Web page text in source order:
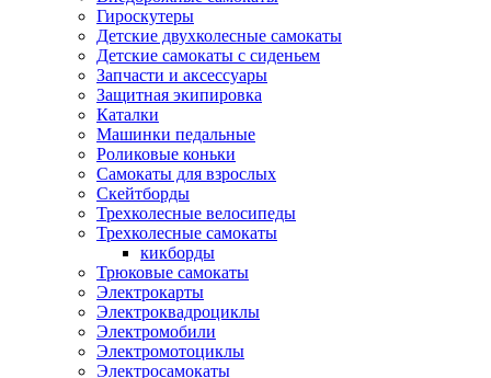
Гироскутеры
Детские двухколесные самокаты
Детские самокаты с сиденьем
Запчасти и аксессуары
Защитная экипировка
Каталки
Машинки педальные
Роликовые коньки
Самокаты для взрослых
Скейтборды
Трехколесные велосипеды
Трехколесные самокаты
кикборды
Трюковые самокаты
Электрокарты
Электроквадроциклы
Электромобили
Электромотоциклы
Электросамокаты